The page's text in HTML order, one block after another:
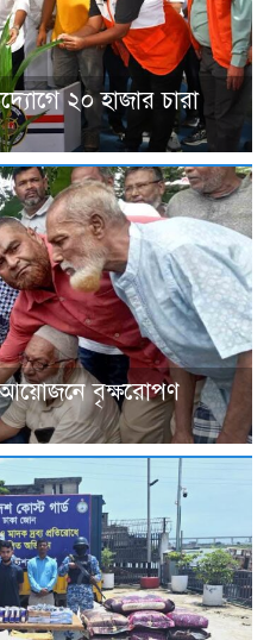
২০ হাজার চারা
আয়োজনে বৃক্ষরোপণ